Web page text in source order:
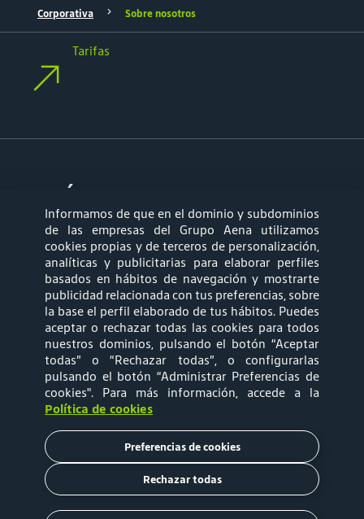
Corporativa Sobre nosotros
Tarifas
síganos
Ombudsman
Relprev
Política de Cookies
Política de Privacidad
Política de
privacidad-
Empleados externos
Términos y
Condiciones de Uso
de Aena Brasil
Informamos de que en el dominio y subdominios
de las empresas del Grupo Aena utilizamos
cookies propias y de terceros de personalización,
analíticas y publicitarias para elaborar perfiles
basados en hábitos de navegación y mostrarte
publicidad relacionada con tus preferencias, sobre
la base el perfil elaborado de tus hábitos. Puedes
aceptar o rechazar todas las cookies para todos
nuestros dominios, pulsando el botón “Aceptar
todas” o “Rechazar todas”, o configurarlas
pulsando el botón “Administrar Preferencias de
cookies". Para más información, accede a la
Política de cookies
Preferencias de cookies
Rechazar todas